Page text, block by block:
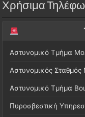
Χρήσιμα
Αστυνομικό Τμήμα
Αστυνομικός
Αστυνομικό Τμήμα
Πυροσβεστική